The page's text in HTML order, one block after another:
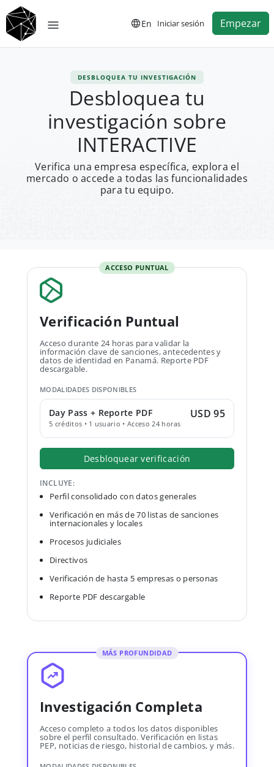
En Iniciar sesión Empezar
DESBLOQUEA TU INVESTIGACIÓN
Desbloquea tu
investigación sobre
INTERACTIVE
Verifica una empresa específica, explora el
mercado o accede a todas las funcionalidades
para tu equipo.
ACCESO PUNTUAL
Verificación Puntual
Acceso durante 24 horas para validar la
información clave de sanciones, antecedentes y
datos de identidad en Panamá. Reporte PDF
descargable.
MODALIDADES DISPONIBLES
Day Pass + Reporte PDF
5 créditos • 1 usuario • Acceso 24 horas
USD 95
Desbloquear verificación
INCLUYE:
Perfil consolidado con datos generales
Verificación en más de 70 listas de sanciones
internacionales y locales
Procesos judiciales
Directivos
Verificación de hasta 5 empresas o personas
Reporte PDF descargable
MÁS PROFUNDIDAD
Investigación Completa
Acceso completo a todos los datos disponibles
sobre el perfil consultado. Verificación en listas
PEP, noticias de riesgo, historial de cambios, y más.